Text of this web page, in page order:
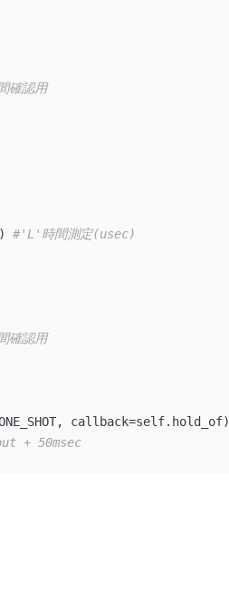
確認用
#'L'時間測定(usec)
確認用
callback=self.hold_of)
+ 50msec